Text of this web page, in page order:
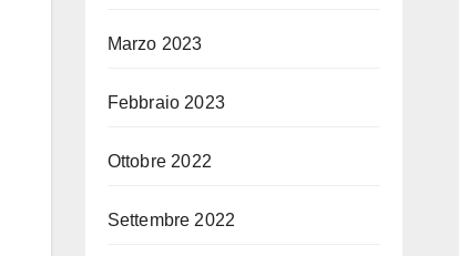
Marzo 2023
Febbraio 2023
Ottobre 2022
Settembre 2022